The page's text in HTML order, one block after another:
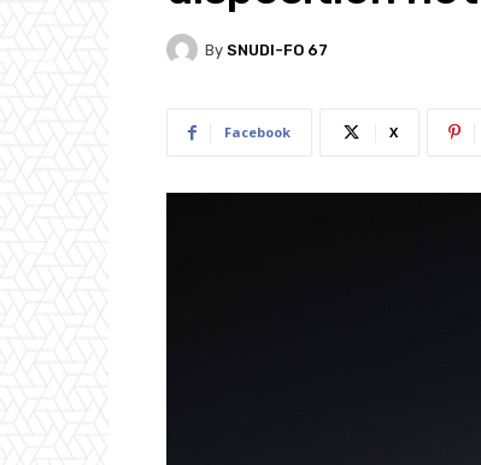
By SNUDI-FO 67
Facebook X